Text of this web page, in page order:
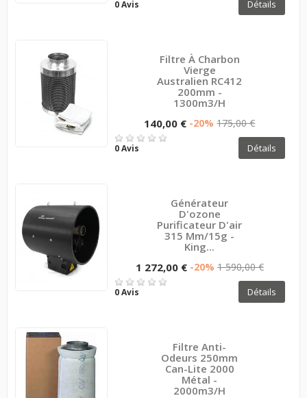
0 Avis Détails
Filtre À Charbon
Vierge
Australien RC412
200mm -
1300m3/h
140,00 € -20% 175,00 €
0 Avis Détails
Générateur
D'ozone
Purificateur D'air
315 Mm/15g -
King...
1 272,00 € -20% 1 590,00 €
0 Avis Détails
Filtre Anti-
Odeurs 250mm
Can-Lite 2000
Métal -
2000m3/H